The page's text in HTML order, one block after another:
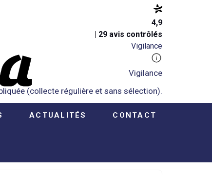
4,9
| 29 avis contrôlés
Vigilance
Vigilance
(collecte régulière et sans sélection).
ACTUALITÉS CONTACT